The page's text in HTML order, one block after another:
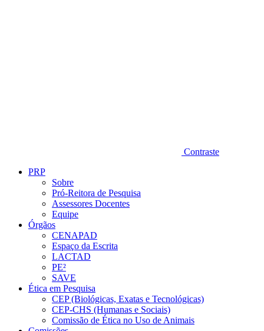
Contraste
PRP
Sobre
Pró-Reitora de Pesquisa
Assessores Docentes
Equipe
Órgãos
CENAPAD
Espaço da Escrita
LACTAD
PE²
SAVE
Ética em Pesquisa
CEP (Biológicas, Exatas e Tecnológicas)
CEP-CHS (Humanas e Sociais)
Comissão de Ética no Uso de Animais